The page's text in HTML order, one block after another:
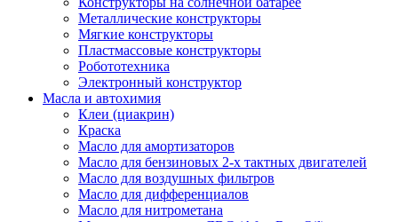
Металлические конструкторы
Мягкие конструкторы
Пластмассовые конструкторы
Робототехника
Электронный конструктор
Масла и автохимия
Клеи (циакрин)
Краска
Масло для амортизаторов
Масло для бензиновых 2-х тактных двигателей
Масло для воздушных фильтров
Масло для дифференциалов
Масло для нитрометана